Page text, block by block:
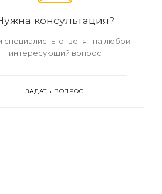
консультация?
специалисты ответят на любой
интересующий вопрос
ЗАДАТЬ ВОПРОС